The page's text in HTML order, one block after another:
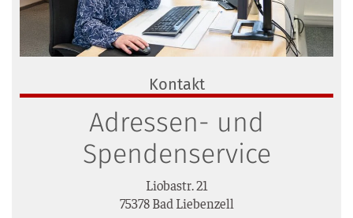
Kontakt
Adressen- und
Spendenservice
Lio­bastr. 21
75378 Bad Liebenzell